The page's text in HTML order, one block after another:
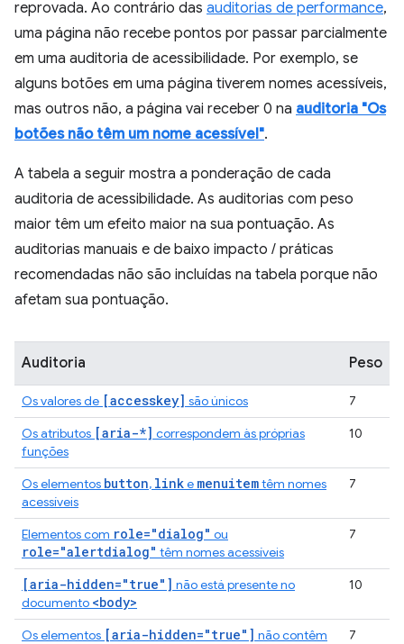
reprovada. Ao contrário das auditorias de performance,
uma página não recebe pontos por passar parcialmente
em uma auditoria de acessibilidade. Por exemplo, se
alguns botões em uma página tiverem nomes acessíveis,
mas outros não, a página vai receber 0 na auditoria "Os
botões não têm um nome acessível".
A tabela a seguir mostra a ponderação de cada
auditoria de acessibilidade. As auditorias com peso
maior têm um efeito maior na sua pontuação. As
auditorias manuais e de baixo impacto / práticas
recomendadas não são incluídas na tabela porque não
afetam sua pontuação.
Auditoria Peso
Os valores de [accesskey] são únicos
7
Os atributos [aria-*] correspondem às próprias
funções
10
Os elementos button, linke menuitemtêm nomes
acessíveis
7
Elementos com role="dialog" ou
role="alertdialog" têm nomes acessíveis
7
[aria-hidden="true"] não está presente no
documento <body>
10
Os elementos [aria-hidden="true"] não contêm
7